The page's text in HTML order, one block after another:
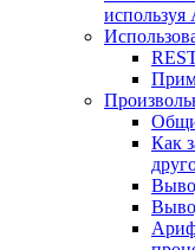
используя
Как